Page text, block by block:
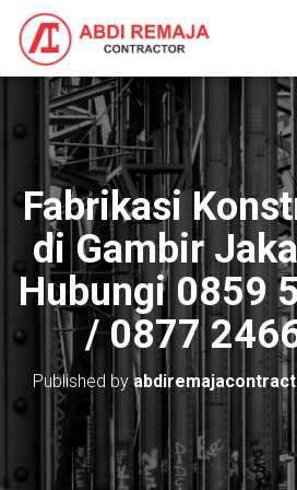
Fabrikasi
di Gambir
Hubungi 0859
/ 0877
Published by